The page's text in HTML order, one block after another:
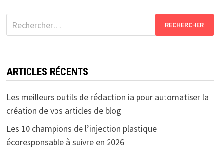
Rechercher :
ARTICLES RÉCENTS
Les meilleurs outils de rédaction ia pour automatiser la
création de vos articles de blog
Les 10 champions de l’injection plastique
écoresponsable à suivre en 2026